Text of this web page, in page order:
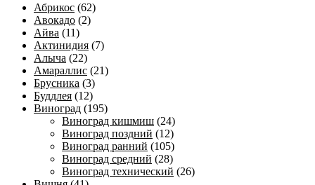
Абрикос (62)
Авокадо (2)
Айва (11)
Актинидия (7)
Алыча (22)
Амараллис (21)
Брусника (3)
Буддлея (12)
Виноград (195)
Виноград кишмиш (24)
Виноград поздний (12)
Виноград ранний (105)
Виноград средний (28)
Виноград технический (26)